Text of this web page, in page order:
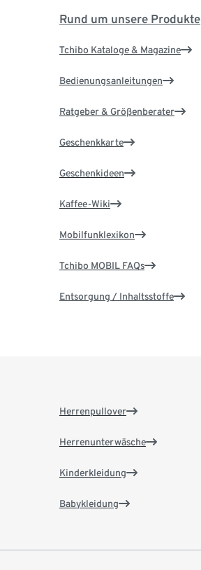
Rund um unsere Produkte
Tchibo Kataloge & Magazine
Bedienungsanleitungen
Ratgeber & Größenberater
Geschenkkarte
Geschenkideen
Kaffee-Wiki
Mobilfunklexikon
Tchibo MOBIL FAQs
Entsorgung / Inhaltsstoffe
Herrenpullover
Herrenunterwäsche
Kinderkleidung
Babykleidung